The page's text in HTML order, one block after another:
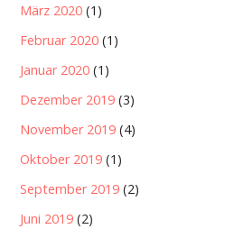
März 2020 (1)
Februar 2020 (1)
Januar 2020 (1)
Dezember 2019 (3)
November 2019 (4)
Oktober 2019 (1)
September 2019 (2)
Juni 2019 (2)